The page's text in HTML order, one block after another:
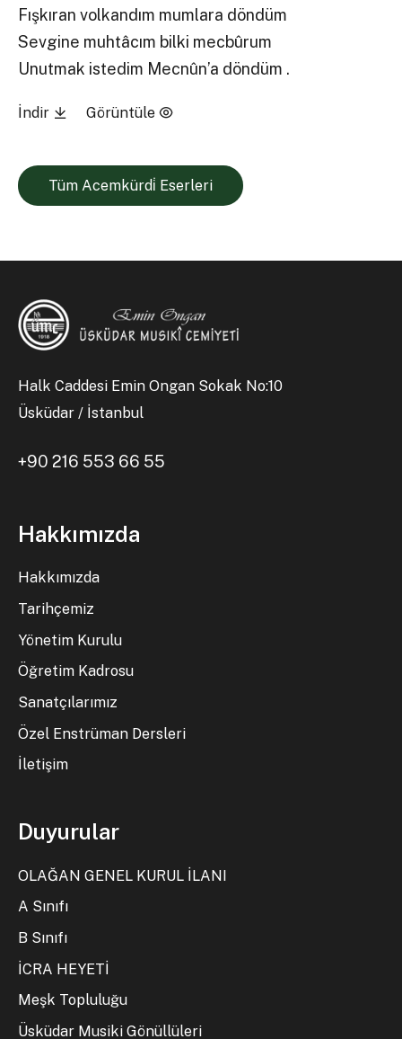
Fışkıran volkandım mumlara döndüm
Sevgine muhtâcım bilki mecbûrum
Unutmak istedim Mecnûn’a döndüm .
İndir Görüntüle
Tüm Acemkürdi̇ Eserleri
Halk Caddesi Emin Ongan Sokak No:10
Üsküdar / İstanbul
+90 216 553 66 55
Hakkımızda
Hakkımızda
Tarihçemiz
Yönetim Kurulu
Öğretim Kadrosu
Sanatçılarımız
Özel Enstrüman Dersleri
İletişim
Duyurular
OLAĞAN GENEL KURUL İLANI
A Sınıfı
B Sınıfı
İCRA HEYETİ
Meşk Topluluğu
Üsküdar Musiki Gönüllüleri